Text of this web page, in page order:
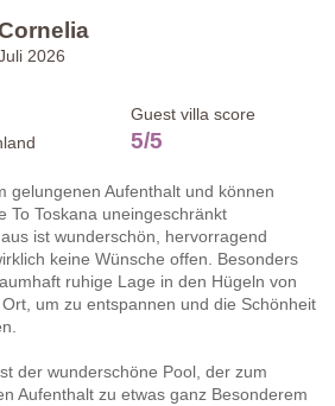
2026
Guest villa score
5/5
gelungenen Aufenthalt und können
To Toskana uneingeschränkt
ist wunderschön, hervorragend
keine Wünsche offen. Besonders
ruhige Lage in den Hügeln von
um zu entspannen und die Schönheit
der wunderschöne Pool, der zum
Aufenthalt zu etwas ganz Besonderem